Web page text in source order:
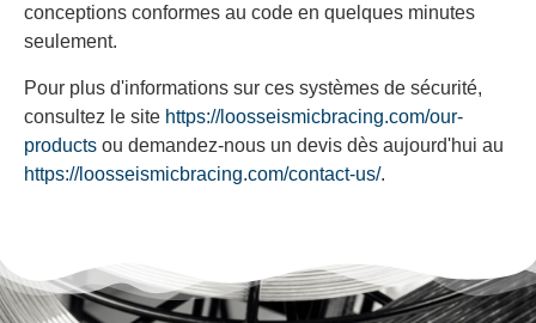
conceptions conformes au code en quelques minutes
seulement.
Pour plus d'informations sur ces systèmes de sécurité,
consultez le site https://loosseismicbracing.com/our-
products ou demandez-nous un devis dès aujourd'hui au
https://loosseismicbracing.com/contact-us/.